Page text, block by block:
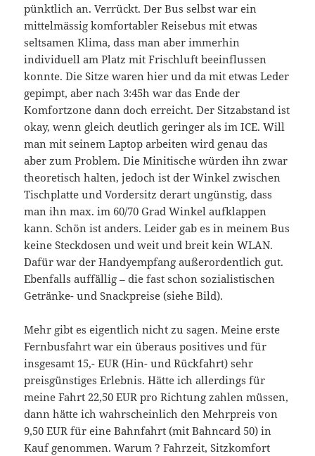
pünktlich an. Verrückt. Der Bus selbst war ein
mittelmässig komfortabler Reisebus mit etwas
seltsamen Klima, dass man aber immerhin
individuell am Platz mit Frischluft beeinflussen
konnte. Die Sitze waren hier und da mit etwas Leder
gepimpt, aber nach 3:45h war das Ende der
Komfortzone dann doch erreicht. Der Sitzabstand ist
okay, wenn gleich deutlich geringer als im ICE. Will
man mit seinem Laptop arbeiten wird genau das
aber zum Problem. Die Minitische würden ihn zwar
theoretisch halten, jedoch ist der Winkel zwischen
Tischplatte und Vordersitz derart ungünstig, dass
man ihn max. im 60/70 Grad Winkel aufklappen
kann. Schön ist anders. Leider gab es in meinem Bus
keine Steckdosen und weit und breit kein WLAN.
Dafür war der Handyempfang außerordentlich gut.
Ebenfalls auffällig – die fast schon sozialistischen
Getränke- und Snackpreise (siehe Bild).
Mehr gibt es eigentlich nicht zu sagen. Meine erste
Fernbusfahrt war ein überaus positives und für
insgesamt 15,- EUR (Hin- und Rückfahrt) sehr
preisgünstiges Erlebnis. Hätte ich allerdings für
meine Fahrt 22,50 EUR pro Richtung zahlen müssen,
dann hätte ich wahrscheinlich den Mehrpreis von
9,50 EUR für eine Bahnfahrt (mit Bahncard 50) in
Kauf genommen. Warum ? Fahrzeit, Sitzkomfort